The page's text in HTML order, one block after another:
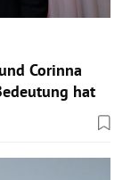
Corinna
hat